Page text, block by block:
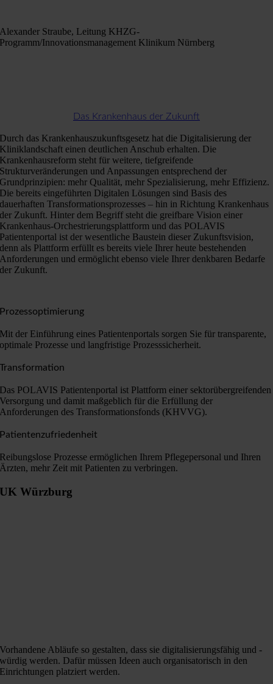
Alexander Straube, Leitung KHZG-
Programm/Innovationsmanagement Klinikum Nürnberg
Das Krankenhaus der Zukunft
Durch das Krankenhauszukunftsgesetz hat die Digitalisierung der
Kliniklandschaft einen deutlichen Anschub erhalten. Die
Krankenhausreform steht für weitere, tiefgreifende
Strukturveränderungen und Anpassungen entsprechend der
Grundprinzipien: mehr Qualität, mehr Spezialisierung, mehr Effizienz.
Die bereits eingeführten Digitalen Lösungen sind Basis des
dauerhaften Transformationsprozesses – hin in Richtung Krankenhaus
der Zukunft. Hinter dem Begriff steht die greifbare Vision einer
Krankenhaus-Orchestrierungsplattform und das POLAVIS
Patientenportal ist der wesentliche Baustein dieser Zukunftsvision,
denn als Plattform erfüllt es bereits viele Ihrer heute bestehenden
Anforderungen und ermöglicht ebenso viele Ihrer denkbaren Bedarfe
der Zukunft.
Prozessoptimierung
Mit der Einführung eines Patientenportals sorgen Sie für transparente,
optimale Prozesse und langfristige Prozesssicherheit.
Transformation
Das POLAVIS Patientenportal ist Plattform einer sektorübergreifenden
Versorgung und damit maßgeblich für die Erfüllung der
Anforderungen des Transformationsfonds (KHVVG).
Patientenzufriedenheit
Reibungslose Prozesse ermöglichen Ihrem Pflegepersonal und Ihren
Ärzten, mehr Zeit mit Patienten zu verbringen.
UK Würzburg
Vorhandene Abläufe so gestalten, dass sie digitalisierungsfähig und -
würdig werden. Dafür müssen Ideen auch organisatorisch in den
Einrichtungen platziert werden.